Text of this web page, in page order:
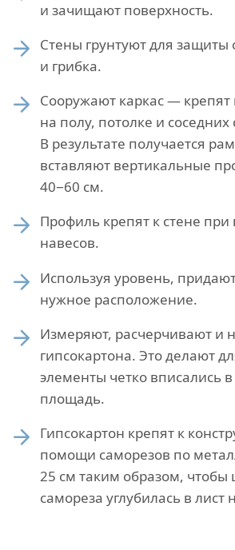
и зачищают поверхность.
Стены грунтуют для защиты
и грибка.
Сооружают каркас —
на полу, потолке и соседних
В результате получается
вставляют вертикальные
40−60 см.
Профиль крепят к стене
навесов.
Используя уровень,
нужное расположение.
Измеряют, расчерчивают и
гипсокартона. Это делают
элементы четко вписались
площадь.
Гипсокартон крепят к
помощи саморезов по
25 см таким образом, чтобы
самореза углубилась в лист